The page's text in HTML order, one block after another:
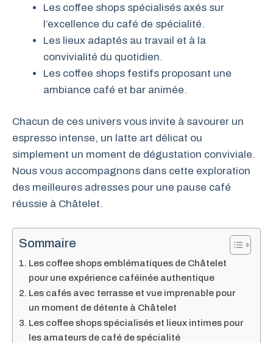
Les coffee shops spécialisés axés sur
l’excellence du café de spécialité.
Les lieux adaptés au travail et à la
convivialité du quotidien.
Les coffee shops festifs proposant une
ambiance café et bar animée.
Chacun de ces univers vous invite à savourer un
espresso intense, un latte art délicat ou
simplement un moment de dégustation conviviale.
Nous vous accompagnons dans cette exploration
des meilleures adresses pour une pause café
réussie à Châtelet.
Sommaire
Les coffee shops emblématiques de Châtelet
pour une expérience caféinée authentique
Les cafés avec terrasse et vue imprenable pour
un moment de détente à Châtelet
Les coffee shops spécialisés et lieux intimes pour
les amateurs de café de spécialité